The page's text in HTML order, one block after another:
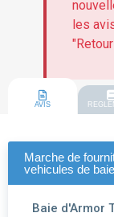
les
AVIS
Marche de
vehicules de
Baie d'Armor